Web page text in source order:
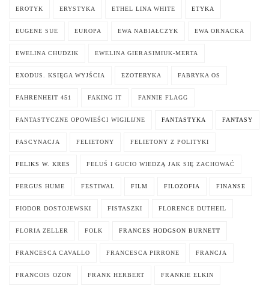
EROTYK ERYSTYKA ETHEL LINA WHITE ETYKA
EUGENE SUE EUROPA EWA NABIAŁCZYK EWA ORNACKA
EWELINA CHUDZIK EWELINA GIERASIMIUK-MERTA
EXODUS. KSIĘGA WYJŚCIA EZOTERYKA FABRYKA OS
FAHRENHEIT 451 FAKING IT FANNIE FLAGG
FANTASTYCZNE OPOWIEŚCI WIGILIJNE FANTASTYKA FANTASY
FASCYNACJA FELIETONY FELIETONY Z POLITYKI
FELIKS W. KRES FELUŚ I GUCIO WIEDZĄ JAK SIĘ ZACHOWAĆ
FERGUS HUME FESTIWAL FILM FILOZOFIA FINANSE
FIODOR DOSTOJEWSKI FISTASZKI FLORENCE DUTHEIL
FLORIA ZELLER FOLK FRANCES HODGSON BURNETT
FRANCESCA CAVALLO FRANCESCA PIRRONE FRANCJA
FRANCOIS OZON FRANK HERBERT FRANKIE ELKIN